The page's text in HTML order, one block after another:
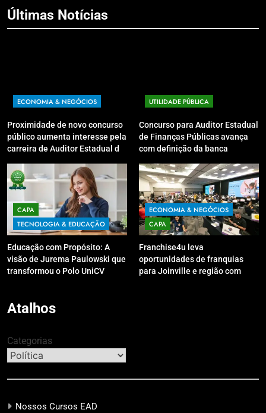
Últimas Notícias
ECONOMIA & NEGÓCIOS
Proximidade de novo concurso
público aumenta interesse pela
carreira de Auditor Estadual de
Youtube irá sanar dúvidas
UTILIDADE PÚBLICA
Concurso para Auditor Estadual
de Finanças Públicas avança
com definição da banca
CAPA
TECNOLOGIA & EDUCAÇÃO
Educação com Propósito: A
visão de Jurema Paulowski que
transformou o Polo UniCV
ECONOMIA & NEGÓCIOS
CAPA
Franchise4u leva
oportunidades de franquias
para Joinville e região com
Atalhos
Categorias
Nossos Cursos EAD